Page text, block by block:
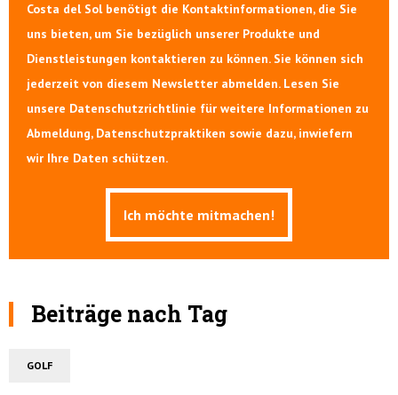
Costa del Sol benötigt die Kontaktinformationen, die Sie
uns bieten, um Sie bezüglich unserer Produkte und
Dienstleistungen kontaktieren zu können. Sie können sich
jederzeit von diesem Newsletter abmelden. Lesen Sie
unsere Datenschutzrichtlinie für weitere Informationen zu
Abmeldung, Datenschutzpraktiken sowie dazu, inwiefern
wir Ihre Daten schützen.
Beiträge nach Tag
GOLF